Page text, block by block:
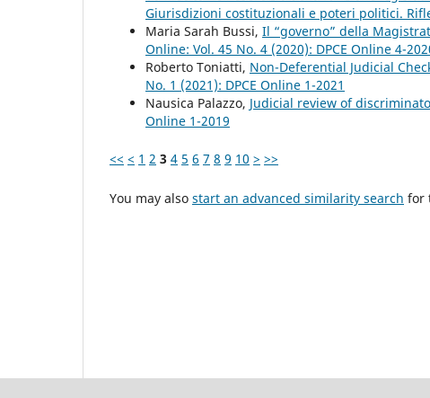
Giurisdizioni costituzionali e poteri politici.
Maria Sarah Bussi, Il “governo” della
Online: Vol. 45 No. 4 (2020): DPCE Online 4-
Roberto Toniatti, Non-Deferential Judicial
No. 1 (2021): DPCE Online 1-2021
Nausica Palazzo, Judicial review of
Online 1-2019
<< < 1 2 3 4 5 6 7 8 9 10 > >>
You may also start an advanced similarity search for